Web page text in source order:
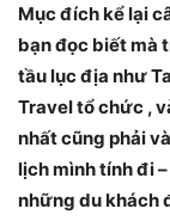
Mục đích kể lại
bạn đọc biết mà
tầu lục địa như
Travel tổ chức ,
nhất cũng phải
lịch mình tính đi
những du khách